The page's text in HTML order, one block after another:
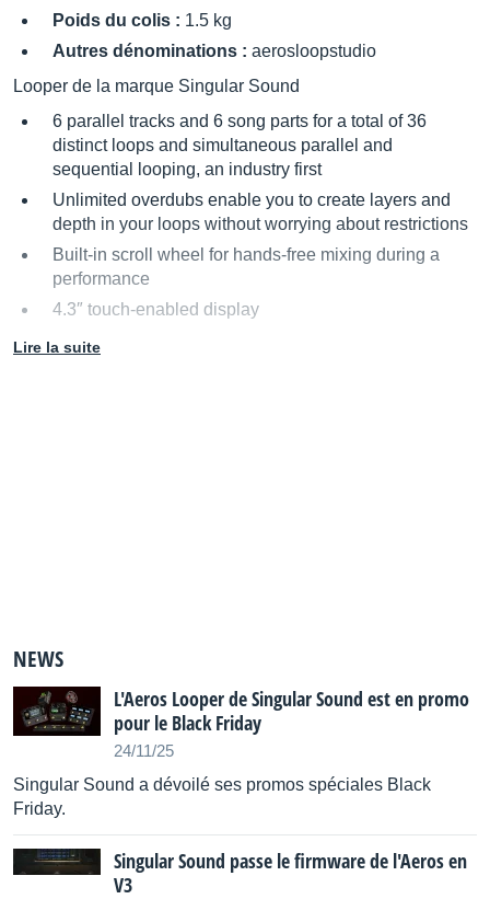
Poids du colis : 1.5 kg
Autres dénominations : aerosloopstudio
Looper de la marque Singular Sound
6 parallel tracks and 6 song parts for a total of 36
distinct loops and simultaneous parallel and
sequential looping, an industry first
Unlimited overdubs enable you to create layers and
depth in your loops without worrying about restrictions
Built-in scroll wheel for hands-free mixing during a
performance
4.3″ touch-enabled display
Lire la suite
NEWS
L'Aeros Looper de Singular Sound est en promo
pour le Black Friday
24/11/25
Singular Sound a dévoilé ses promos spéciales Black
Friday.
Singular Sound passe le firmware de l'Aeros en
V3